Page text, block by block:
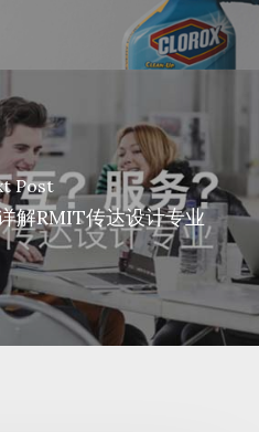
Post
解RMIT传达设计专业